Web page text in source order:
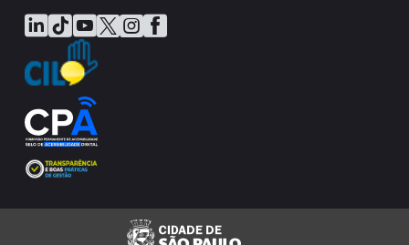
Icone do LinkedIn
Icone do TikTok
Icone do YouTube
Icone do X
Icone do Instagram
Icone do Facebook